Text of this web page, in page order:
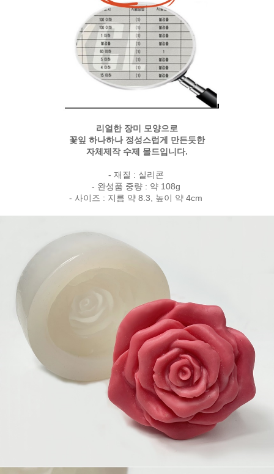
리얼한 장미 모양으로
꽃잎 하나하나 정성스럽게 만든듯한
자체제작 수제 몰드입니다.
- 재질 : 실리콘
- 완성품 중량 : 약 108g
- 사이즈 : 지름 약 8.3, 높이 약 4cm